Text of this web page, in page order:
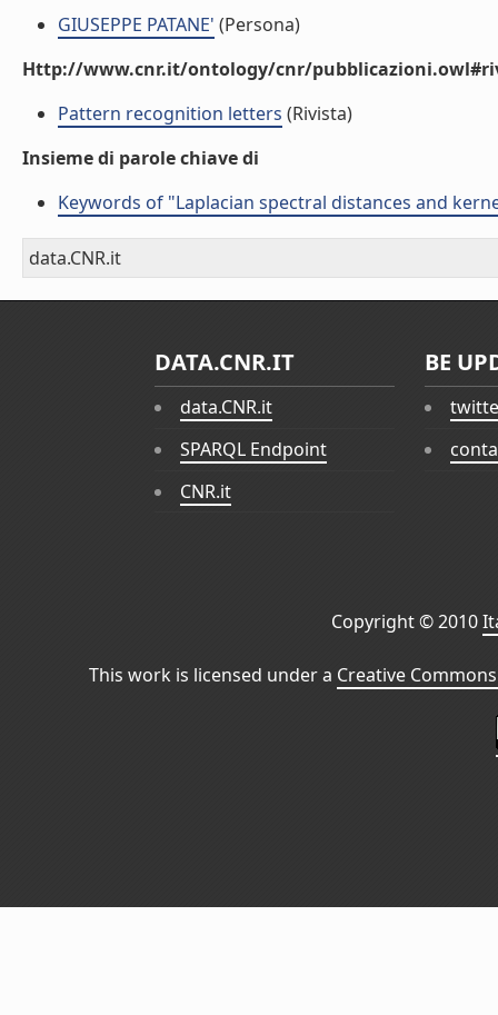
GIUSEPPE PATANE' (Persona)
Http://www.cnr.it/ontology/cnr/
Pattern recognition letters (Rivista)
Insieme di parole chiave di
Keywords of "Laplacian spectral distances and
data.CNR.it
DATA.CNR.IT
data.CNR.it
SPARQL Endpoint
CNR.it
BE
Copyright © 2010
This work is licensed under a Creative